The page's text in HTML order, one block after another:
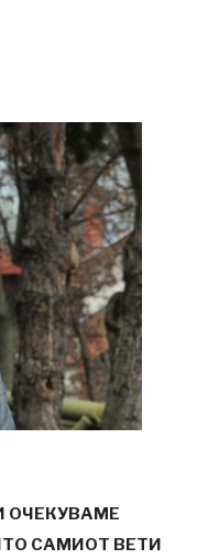
ОЧЕКУВАМЕ
САМИОТ ВЕТИ